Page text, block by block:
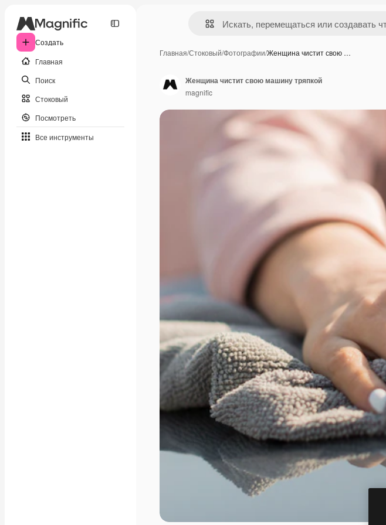
Создать
Главная
Поиск
Стоковый
Посмотреть
Все инструменты
Главная/Стоковый/Фотографии/Женщина чистит свою …
Женщина чистит свою машину тряпкой
magnific